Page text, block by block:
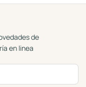
de
en linea